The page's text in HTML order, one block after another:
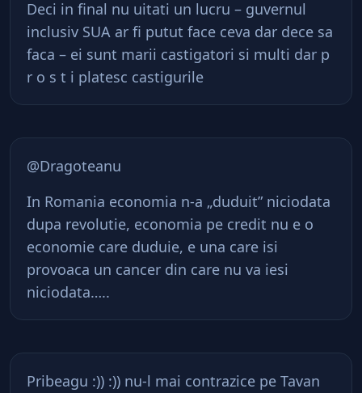
Deci in final nu uitati un lucru – guvernul
inclusiv SUA ar fi putut face ceva dar dece sa
faca – ei sunt marii castigatori si multi dar p
r o s t i platesc castigurile
@Dragoteanu
In Romania economia n-a „duduit” niciodata
dupa revolutie, economia pe credit nu e o
economie care duduie, e una care isi
provoaca un cancer din care nu va iesi
niciodata…..
Pribeagu :)) :)) nu-l mai contrazice pe Tavan